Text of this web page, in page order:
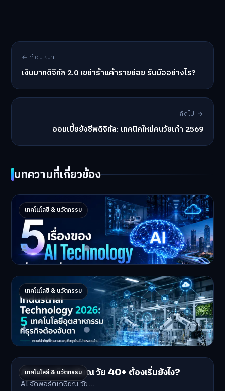
← ก่อนหน้า
เงินบาทดิจิทัล 2.0 เขย่าร้านค้ารายย่อย รับมืออย่างไร?
ถัดไป →
ออมเบี้ยยังชีพดิจิทัล: เทคนิคใหม่คนวัยเก๋า 2569
บทความที่เกี่ยวข้อง
เทคโนโลยี & นวัตกรรม
5 เรื่องของ AI Technology ที่กำลังเปลี่ยนโลก
ในปี 2026
5 AI Technology ที่กำล…
Master Bussiness 2 กรกฎาคม 2026
เทคโนโลยี & นวัตกรรม
Industrial 2026 : 5 เทคโนโลยีอุตสาหกรรมที่
ธุรกิจต้องจับตา
Industrial Technology …
Master Bussiness 1 กรกฎาคม 2026
เทคโนโลยี & นวัตกรรม
AI จัดพอร์ตเกษียณ วัย 40+ ต้องเริ่มยังไง?
AI จัดพอร์ตเกษียณ วัย …